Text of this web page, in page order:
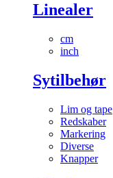
Linealer
cm
inch
Sytilbehør
Lim og tape
Redskaber
Markering
Diverse
Knapper